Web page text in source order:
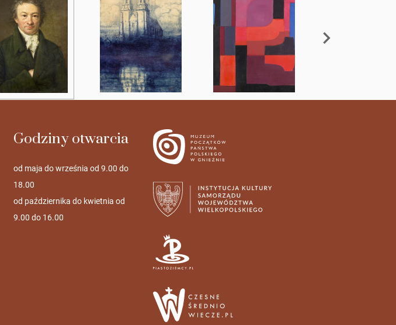
Godziny otwarcia
od maja do września od 9.00 do
18.00
od października do kwietnia od
9.00 do 16.00